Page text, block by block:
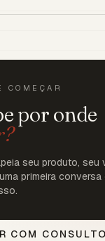
por onde
seu produto, seu
primeira
COM